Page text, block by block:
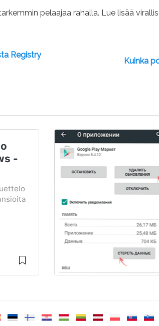
pelaajaa rahalla. Lue lisää
Registry
Kuinka
-